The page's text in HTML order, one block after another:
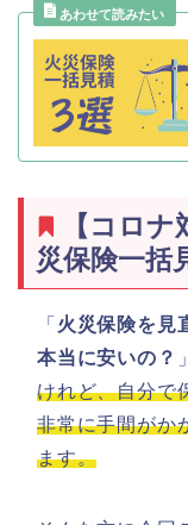
【コロ
災保険一括
「 火災保険を見
本当に安いの？ 」
けれど、自分で
非常に手間がか
ます。